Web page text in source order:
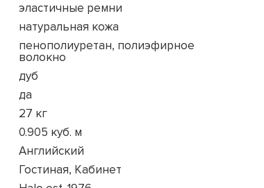
эластичные ремни
натуральная кожа
пенополиуретан, полиэфирное
волокно
дуб
да
27 кг
0.905 куб. м
Английский
Гостиная, Кабинет